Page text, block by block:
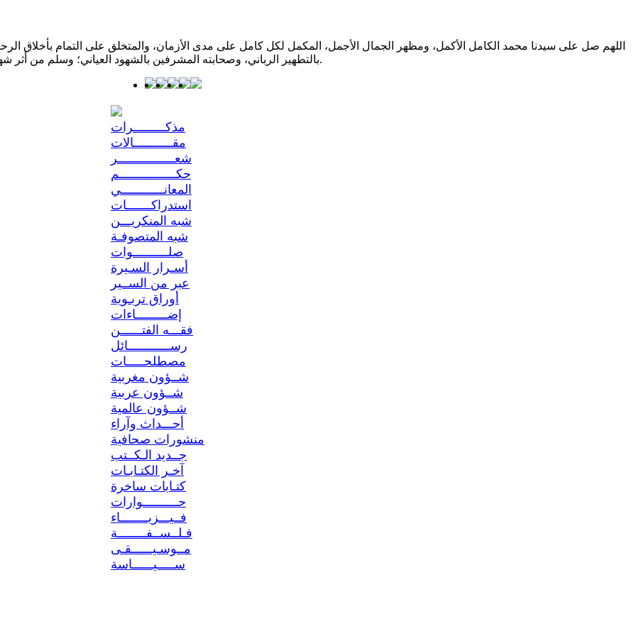
اللهم صل على سيدنا محمد الكامل الأكمل، ومظهر الجمال الأجمل، المكمل لكل كامل على مدى الأزمان، والمتخلق على التمام بأخلاق
بالتطهير الرباني، وصحابته المشرفين بالشهود العياني؛ وسلم من أثر شهود نفوسنا صلاتنا عليه تسليما. والحمد لله المنعم المفضل حمدا عميما.
مذكـــــــــرات
مقـــــــــــالات
شعــــــــــــــــر
حكــــــــــــــــم
المعانــــــــــــي
استدراكـــــــات
شبه المنكريـــن
شبه المتصوفـة
صلــــــــــوات
أسـرار السـيرة
عبر من الســير
أوراق تربـوية
إضـــــــــاءات
فقـــه الفتــــــن
رســــــــــــائل
مصطلحـــــات
شــؤون مغربية
شــؤون عربية
شــؤون عالمية
أحـــداث وآراء
منشورات صحافية
جــديد الـكــتب
آخـر الكتـابـات
كتـابات ساخرة
حــــــــــوارات
فــيـــزيــــــــاء
فـلــســفــــــــة
مــوسـيــــــقـى
ســـــيــــــاسة